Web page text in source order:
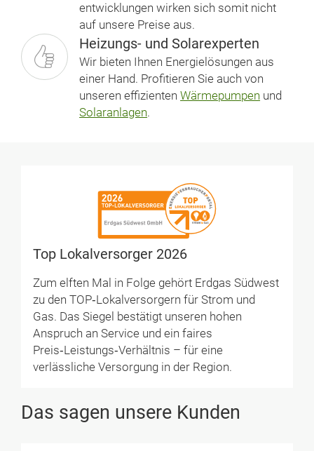
entwicklungen wirken sich somit nicht
auf unsere Preise aus.
Heizungs- und Solarexperten
Wir bieten Ihnen Energielösungen aus
einer Hand. Profitieren Sie auch von
unseren effizientenWärmepumpen und
Solaranlagen.
Top Lokalversorger 2026
Zum elften Mal in Folge gehört Erdgas Südwest
zu den TOP‑Lokalversorgern für Strom und
Gas. Das Siegel bestätigt unseren hohen
Anspruch an Service und ein faires
Preis‑Leistungs‑Verhältnis – für eine
verlässliche Versorgung in der Region.
Das sagen unsere Kunden